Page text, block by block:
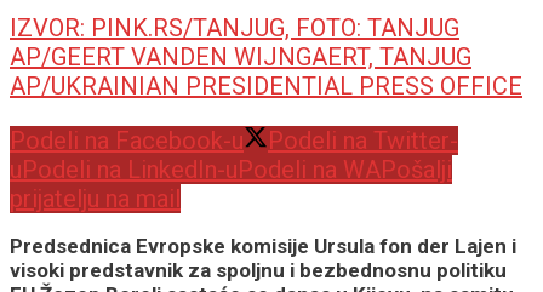
IZVOR: PINK.RS/TANJUG, FOTO: TANJUG
AP/GEERT VANDEN WIJNGAERT, TANJUG
AP/UKRAINIAN PRESIDENTIAL PRESS OFFICE
Podeli na Facebook-u
Podeli na Twitter-
uPodeli na LinkedIn-uPodeli na WAPošalji
prijatelju na mail
Predsednica Evropske komisije Ursula fon der Lajen i
visoki predstavnik za spoljnu i bezbednosnu politiku